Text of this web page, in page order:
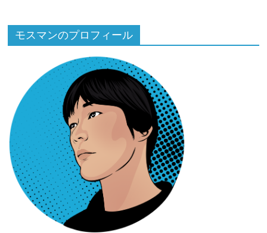
モスマンのプロフィール